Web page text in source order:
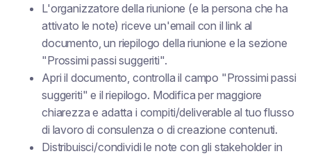
L'organizzatore della riunione (e la persona che ha
attivato le note) riceve un'email con il link al
documento, un riepilogo della riunione e la sezione
"Prossimi passi suggeriti".
Apri il documento, controlla il campo "Prossimi passi
suggeriti" e il riepilogo. Modifica per maggiore
chiarezza e adatta i compiti/deliverable al tuo flusso
di lavoro di consulenza o di creazione contenuti.
Distribuisci/condividi le note con gli stakeholder in